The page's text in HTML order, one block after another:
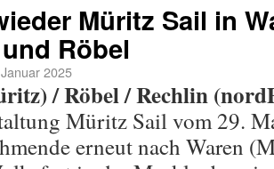
Müritz Sail in
Röbel
2025
/ Röbel / Rechlin
Müritz Sail vom 29.
erneut nach Waren